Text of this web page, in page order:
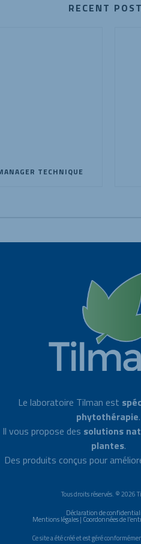
RECENT
TECHNIQUE
Le laboratoire Tilman est
phytothérapie.
Il vous propose des solutions
plantes.
Des produits conçus pour
Tous droits réservés. © 2026
Déclaration de
Mentions légales| Coordonnées de
Ce site a été créé et est géré